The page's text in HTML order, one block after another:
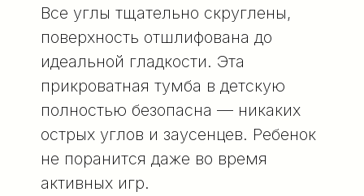
Все углы тщательно скруглены,
поверхность отшлифована до
идеальной гладкости. Эта
прикроватная тумба в детскую
полностью безопасна — никаких
острых углов и заусенцев. Ребенок
не поранится даже во время
активных игр.